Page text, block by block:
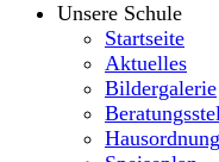
Unsere Schule
Startseite
Aktuelles
Bildergalerie
Hausordnung